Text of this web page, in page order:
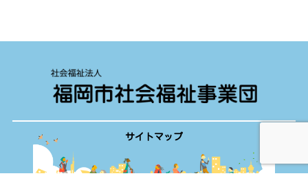
サイトマップ